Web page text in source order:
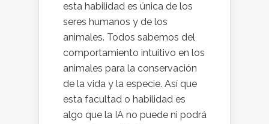
esta habilidad es única de los
seres humanos y de los
animales. Todos sabemos del
comportamiento intuitivo en los
animales para la conservación
de la vida y la especie. Así que
esta facultad o habilidad es
algo que la IA no puede ni podrá